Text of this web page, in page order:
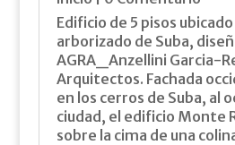
Edificio de 5 pisos
arborizado de Suba,
AGRA_Anzellini Garcia-
Arquitectos. Fachada
en los cerros de Suba, al
ciudad, el edificio Monte
sobre la cima de una